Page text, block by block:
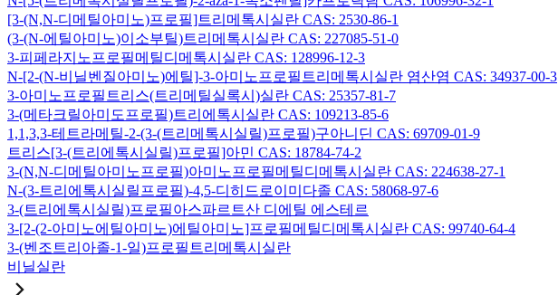
[3-(N,N-디메틸아미노)프로필]트리메톡시실란 CAS: 2530-86-1
(3-(N-에틸아미노)이소부틸)트리메톡시실란 CAS: 227085-51-0
3-피페라지노프로필메틸디메톡시실란 CAS: 128996-12-3
N-[2-(N-비닐벤질아미노)에틸]-3-아미노프로필트리메톡시실란 염산염 CAS: 34937-00-3
3-아미노프로필트리스(트리메틸실록시)실란 CAS: 25357-81-7
3-(메타크릴아미도프로필)트리에톡시실란 CAS: 109213-85-6
1,1,3,3-테트라메틸-2-(3-(트리메톡시실릴)프로필)구아니딘 CAS: 69709-01-9
트리스[3-(트리에톡시실릴)프로필]아민 CAS: 18784-74-2
3-(N,N-디메틸아미노프로필)아미노프로필메틸디메톡시실란 CAS: 224638-27-1
N-(3-트리에톡시실릴프로필)-4,5-디히드로이미다졸 CAS: 58068-97-6
3-(트리에톡시실릴)프로필아스파르트산 디에틸 에스테르
3-[2-(2-아미노에틸아미노)에틸아미노]프로필메틸디메톡시실란 CAS: 99740-64-4
3-(벤조트리아졸-1-일)프로필트리메톡시실란
비닐실란